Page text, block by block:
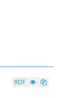
RDF